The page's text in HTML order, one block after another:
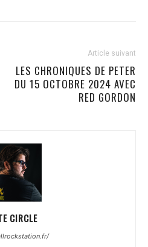
Article suivant
LES CHRONIQUES DE PETER
DU 15 OCTOBRE 2024 AVEC
RED GORDON
CIRCLE